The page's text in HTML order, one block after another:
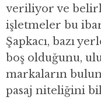
veriliyor ve
işletmeler bu
Şapkacı, bazı
boş olduğunu,
markaların
pasaj niteliğini